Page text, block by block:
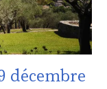
décembre